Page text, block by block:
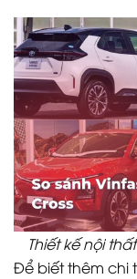
Thiết kế nội
Để biết thêm chi